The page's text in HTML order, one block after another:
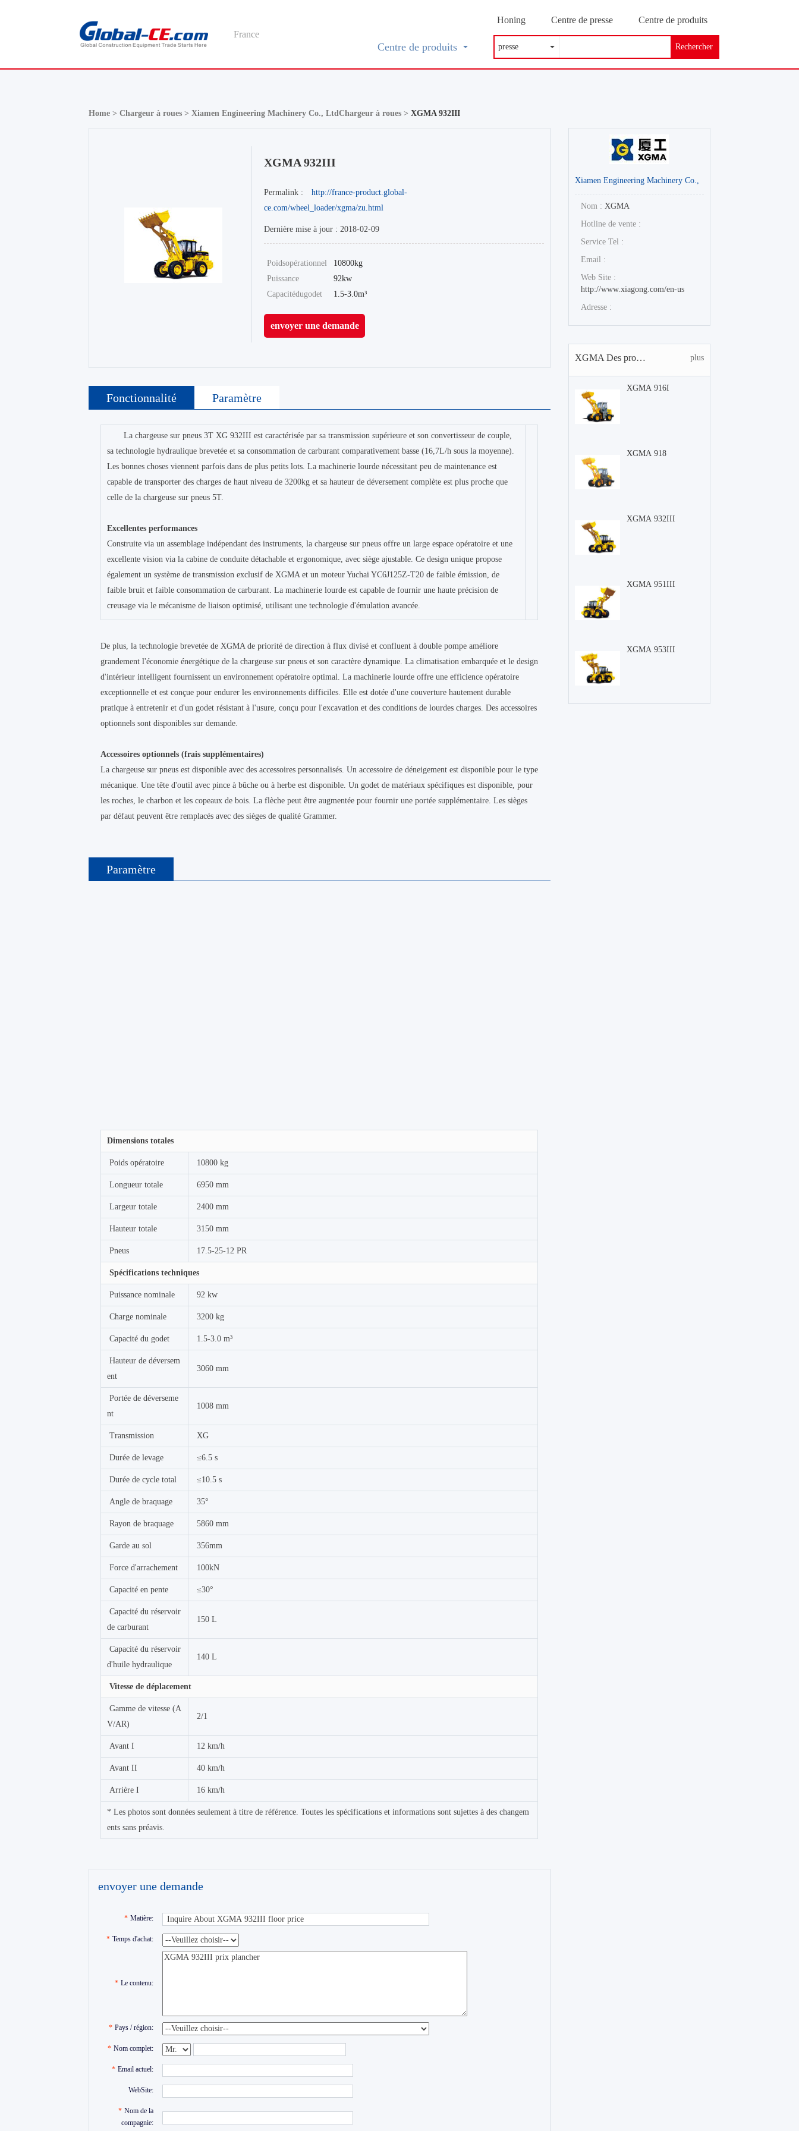
France
Honing Centre de presse Centre de produits
Rechercher
Centre de produits
Home >Chargeur à roues >Xiamen Engineering Machinery Co., LtdChargeur à roues >XGMA 932III
XGMA 932III
Permalink :
http://france-product.global-
ce.com/wheel_loader/xgma/zu.html
Dernière mise à jour : 2018-02-09
Poidsopérationnel
10800kg
Puissance
92kw
Capacitédugodet
1.5-3.0m³
envoyer une demande
Fonctionnalité Paramètre
La chargeuse sur pneus 3T XG 932III est caractérisée par sa transmission supérieure et son convertisseur de couple,
sa technologie hydraulique brevetée et sa consommation de carburant comparativement basse (16,7L/h sous la moyenne).
Les bonnes choses viennent parfois dans de plus petits lots. La machinerie lourde nécessitant peu de maintenance est
capable de transporter des charges de haut niveau de 3200kg et sa hauteur de déversement complète est plus proche que
celle de la chargeuse sur pneus 5T.
Excellentes performances
Construite via un assemblage indépendant des instruments, la chargeuse sur pneus offre un large espace opératoire et une
excellente vision via la cabine de conduite détachable et ergonomique, avec siège ajustable. Ce design unique propose
également un système de transmission exclusif de XGMA et un moteur Yuchai YC6J125Z-T20 de faible émission, de
faible bruit et faible consommation de carburant. La machinerie lourde est capable de fournir une haute précision de
creusage via le mécanisme de liaison optimisé, utilisant une technologie d'émulation avancée.
De plus, la technologie brevetée de XGMA de priorité de direction à flux divisé et confluent à double pompe améliore
grandement l'économie énergétique de la chargeuse sur pneus et son caractère dynamique. La climatisation embarquée et le design
d'intérieur intelligent fournissent un environnement opératoire optimal. La machinerie lourde offre une efficience opératoire
exceptionnelle et est conçue pour endurer les environnements difficiles. Elle est dotée d'une couverture hautement durable
pratique à entretenir et d'un godet résistant à l'usure, conçu pour l'excavation et des conditions de lourdes charges. Des accessoires
optionnels sont disponibles sur demande.
Accessoires optionnels (frais supplémentaires)
La chargeuse sur pneus est disponible avec des accessoires personnalisés. Un accessoire de déneigement est disponible pour le type
mécanique. Une tête d'outil avec pince à bûche ou à herbe est disponible. Un godet de matériaux spécifiques est disponible, pour
les roches, le charbon et les copeaux de bois. La flèche peut être augmentée pour fournir une portée supplémentaire. Les sièges
par défaut peuvent être remplacés avec des sièges de qualité Grammer.
Paramètre
Dimensions totales
Poids opératoire 10800 kg
Longueur totale 6950 mm
Largeur totale 2400 mm
Hauteur totale 3150 mm
Pneus 17.5-25-12 PR
Spécifications techniques
Puissance nominale 92 kw
Charge nominale 3200 kg
Capacité du godet 1.5-3.0 m³
Hauteur de déversem
ent
3060 mm
Portée de déverseme
nt
1008 mm
Transmission XG
Durée de levage ≤6.5 s
Durée de cycle total ≤10.5 s
Angle de braquage 35°
Rayon de braquage 5860 mm
Garde au sol 356mm
Force d'arrachement 100kN
Capacité en pente ≤30°
Capacité du réservoir
de carburant
150 L
Capacité du réservoir
d'huile hydraulique
140 L
Vitesse de déplacement
Gamme de vitesse (A
V/AR)
2/1
Avant I 12 km/h
Avant II 40 km/h
Arrière I 16 km/h
* Les photos sont données seulement à titre de référence. Toutes les spécifications et informations sont sujettes à des changem
ents sans préavis.
envoyer une demande
* Matière:
* Temps d'achat:
* Le contenu:
* Pays / région:
* Nom complet:
* Email actuel:
WebSite:
* Nom de la
compagnie:
Xiamen Engineering Machinery Co.,
Ltd
Nom : XGMA
Hotline de vente :
Service Tel :
Email :
Web Site :
http://www.xiagong.com/en-us
Adresse :
XGMA Des produits plus
XGMA 916I
XGMA 918
XGMA 932III
XGMA 951III
XGMA 953III